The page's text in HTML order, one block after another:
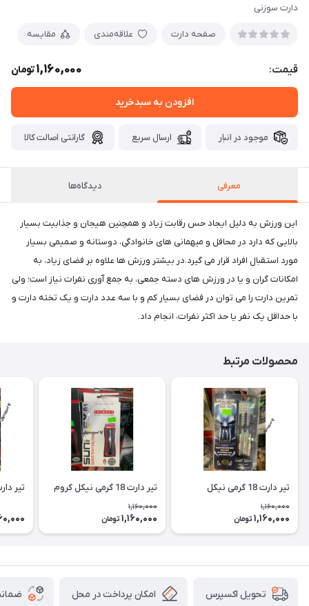
دارت سوزنی
صفحه دارت علاقه‌مندی مقایسه
قیمت: 1,160,000تومان
افزودن به سبدخرید
موجود در انبار ارسال سریع گارانتی اصالت کالا
معرفی دیدگاه‌ها
این ورزش به دلیل ایجاد حس رقابت زیاد و همچنین هیجان و جذابیت بسیار
بالایی که دارد در محافل و میهمانی های خانوادگی، دوستانه و صمیمی بسیار
مورد استقبال افراد قرار می گیرد.در بیشتر ورزش ها علاوه بر فضای زیاد، به
امکانات گران و یا در ورزش های دسته جمعی، به جمع آوری نفرات نیاز است؛ ولی
تمرین دارت را می توان در فضای بسیار کم و با سه عدد دارت و یک تخته دارت و
با حداقل یک نفر یا حد اکثر نفرات، انجام داد.
محصولات مرتبط
تیر دارت 18 گرمی نیکل
1,160,000
1,160,000 تومان
تیر دارت 18 گرمی نیکل کروم
1,160,000
1,160,000 تومان
تیر دارت 18
تحویل اکسپرس امکان پرداخت در محل